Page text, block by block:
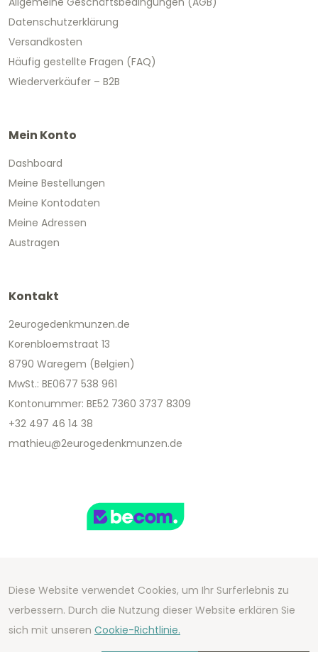
Datenschutzerklärung
Versandkosten
Häufig gestellte Fragen (FAQ)
Wiederverkäufer – B2B
Mein Konto
Dashboard
Meine Bestellungen
Meine Kontodaten
Meine Adressen
Austragen
Kontakt
2eurogedenkmunzen.de
Korenbloemstraat 13
8790 Waregem (Belgien)
MwSt.: BE0677 538 961
Kontonummer: BE52 7360 3737 8309
+32 497 46 14 38
mathieu@2eurogedenkmunzen.de
Copyright 2026 We Can Do Better Online BV
Development by2mprove- Content by
2eurogedenkmunzen.de
Diese Website verwendet Cookies, um Ihr Surferlebnis zu
verbessern. Durch die Nutzung dieser Website erklären Sie
sich mit unseren Cookie-Richtlinie.